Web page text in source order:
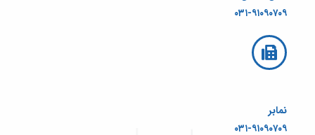
۰۳۱-۹۱۰۹۰۷۰۹
نمابر
۰۳۱-۹۱۰۹۰۷۰۹